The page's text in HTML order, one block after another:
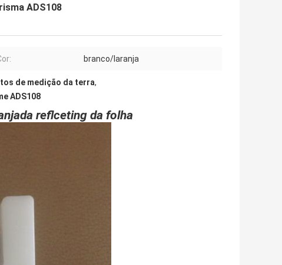
ADS108
branco/laranja
de medição da terra,
ADS108
reflceting da folha